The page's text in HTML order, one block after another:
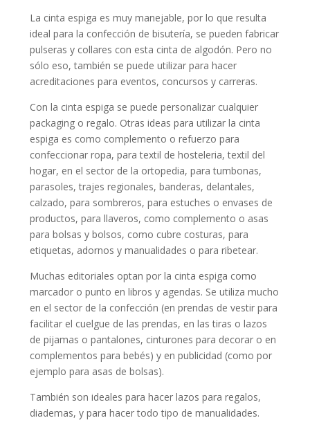
La cinta espiga es muy manejable, por lo que resulta
ideal para la confección de bisutería, se pueden fabricar
pulseras y collares con esta cinta de algodón. Pero no
sólo eso, también se puede utilizar para hacer
acreditaciones para eventos, concursos y carreras.
Con la cinta espiga se puede personalizar cualquier
packaging o regalo. Otras ideas para utilizar la cinta
espiga es como complemento o refuerzo para
confeccionar ropa, para textil de hosteleria, textil del
hogar, en el sector de la ortopedia, para tumbonas,
parasoles, trajes regionales, banderas, delantales,
calzado, para sombreros, para estuches o envases de
productos, para llaveros, como complemento o asas
para bolsas y bolsos, como cubre costuras, para
etiquetas, adornos y manualidades o para ribetear.
Muchas editoriales optan por la cinta espiga como
marcador o punto en libros y agendas. Se utiliza mucho
en el sector de la confección (en prendas de vestir para
facilitar el cuelgue de las prendas, en las tiras o lazos
de pijamas o pantalones, cinturones para decorar o en
complementos para bebés) y en publicidad (como por
ejemplo para asas de bolsas).
También son ideales para hacer lazos para regalos,
diademas, y para hacer todo tipo de manualidades.